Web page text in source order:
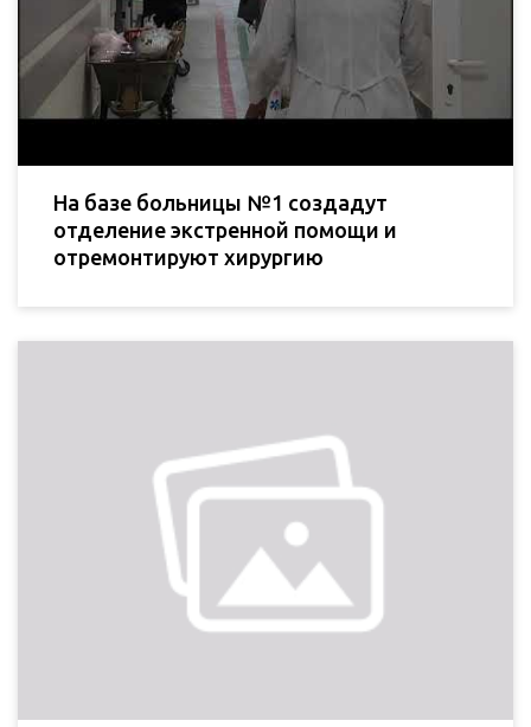
На базе больницы №1 создадут
отделение экстренной помощи и
отремонтируют хирургию